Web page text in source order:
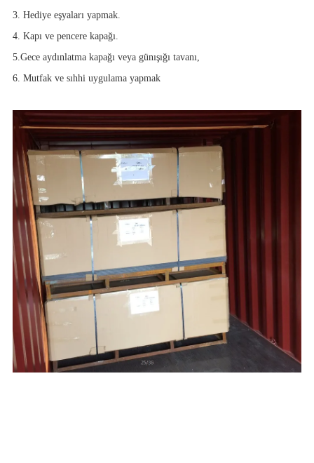
3. Hediye eşyaları yapmak.
4. Kapı ve pencere kapağı.
5.Gece aydınlatma kapağı veya günışığı tavanı,
6. Mutfak ve sıhhi uygulama yapmak